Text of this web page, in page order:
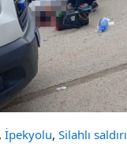
, İpekyolu, Silahlı saldırı